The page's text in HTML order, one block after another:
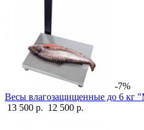
-7%
Весы влагозащищенные до 6
13 500 р. 12 500 р.